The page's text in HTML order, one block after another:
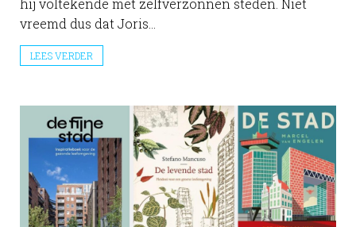
hij voltekende met zelfverzonnen steden. Niet
vreemd dus dat Joris...
LEES VERDER